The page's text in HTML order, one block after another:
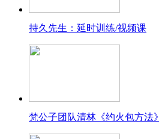
持久先生：延时训练/视频课
梵公子团队清林《约火包方法》